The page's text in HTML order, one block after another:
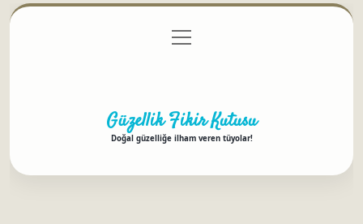
Gizlilik Politikası
menüyü
aç
Güzellik Fikir Kutusu
Doğal güzelliğe ilham veren tüyolar!